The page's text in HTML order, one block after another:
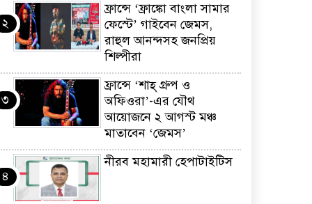
২
ফ্রান্সে ‘ফ্রাঙ্কো বাংলা সামার
ফেস্টে’ গাইবেন জেমস,
রাহুল আনন্দসহ জনপ্রিয়
শিল্পীরা
৩
ফ্রান্সে ‘শাহ্ গ্রুপ ও
অফিওরা’-এর যৌথ
আয়োজনে ২ আগস্ট মঞ্চ
মাতাবেন ‘জেমস’
৪
নীরব মহামারী হেপাটাইটিস